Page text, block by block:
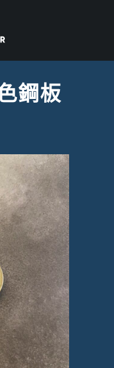
鋼板